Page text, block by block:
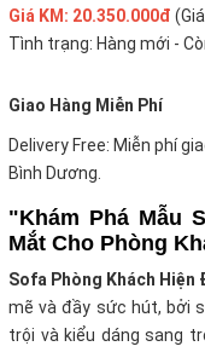
Giá KM: 20.350.000đ
Tình trạng: Hàng mới -
Giao Hàng Miễn Phí
Delivery Free: Miễn phí
Bình Dương.
"Khám Phá Mẫu
Mắt Cho Phòng
Sofa Phòng Khách Hiện
mẽ và đầy sức hút, bởi
trội và kiểu dáng sang